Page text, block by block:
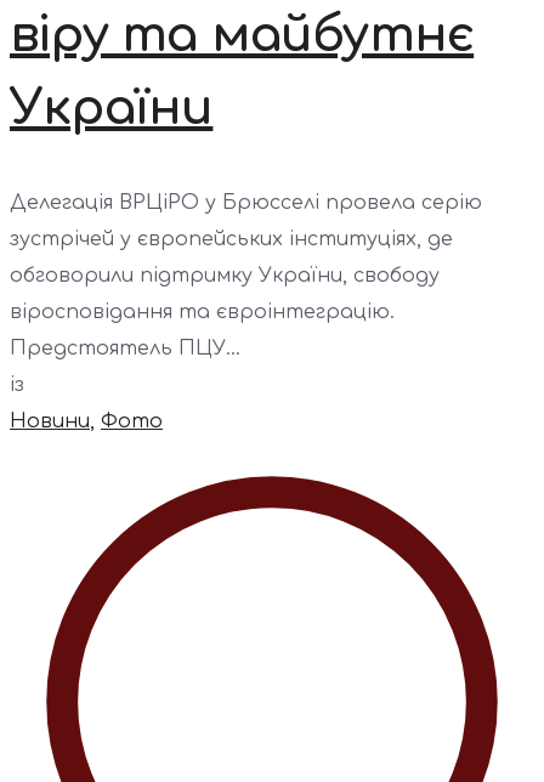
віру та майбутнє
України
Делегація ВРЦіРО у Брюсселі провела серію
зустрічей у європейських інституціях, де
обговорили підтримку України, свободу
віросповідання та євроінтеграцію.
Предстоятель ПЦУ...
із
Новини, Фото